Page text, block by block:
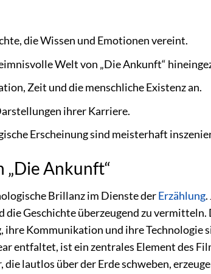
die Wissen und Emotionen vereint.
Welt von „Die Ankunft“
Zeit und die menschliche Existenz an.
ihrer Karriere.
Erscheinung sind meisterhaft
„Die Ankunft“
Brillanz im Dienste derErzählung.
Geschichte überzeugend zu vermitteln.
ihre Kommunikation und ihre Technologie
entfaltet, ist ein zentrales Element des
lautlos über der Erde schweben,